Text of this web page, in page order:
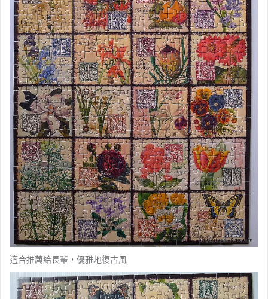
適合推薦給長輩，優雅地復古風